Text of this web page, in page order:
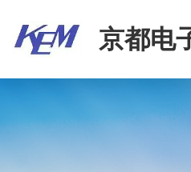
京都电
商贸有